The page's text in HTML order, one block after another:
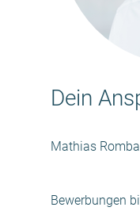
Dein
Mathias
Bewerbungen